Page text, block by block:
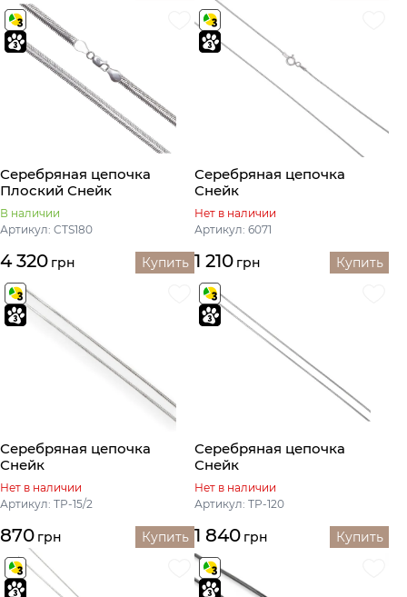
Серебряная цепочка
Плоский Снейк
В наличии
Артикул: CTS180
4 320 грн Купить
Серебряная цепочка
Снейк
Нет в наличии
Артикул: 6071
1 210 грн Купить
Серебряная цепочка
Снейк
Нет в наличии
Артикул: ТР-15/2
870 грн Купить
Серебряная цепочка
Снейк
Нет в наличии
Артикул: ТР-120
1 840 грн Купить